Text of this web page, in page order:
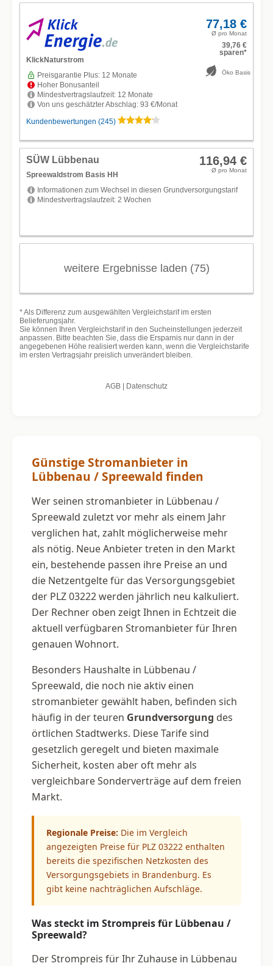
Günstige Stromanbieter in
Lübbenau / Spreewald finden
Wer seinen stromanbieter in Lübbenau /
Spreewald zuletzt vor mehr als einem Jahr
verglichen hat, zahlt möglicherweise mehr
als nötig. Neue Anbieter treten in den Markt
ein, bestehende passen ihre Preise an und
die Netzentgelte für das Versorgungsgebiet
der PLZ 03222 werden jährlich neu kalkuliert.
Der Rechner oben zeigt Ihnen in Echtzeit die
aktuell verfügbaren Stromanbieter für Ihren
genauen Wohnort.
Besonders Haushalte in Lübbenau /
Spreewald, die noch nie aktiv einen
stromanbieter gewählt haben, befinden sich
häufig in der teuren Grundversorgung des
örtlichen Stadtwerks. Diese Tarife sind
gesetzlich geregelt und bieten maximale
Sicherheit, kosten aber oft mehr als
vergleichbare Sonderverträge auf dem freien
Markt.
Regionale Preise: Die im Vergleich
angezeigten Preise für PLZ 03222 enthalten
bereits die spezifischen Netzkosten des
Versorgungsgebiets in Brandenburg. Es
gibt keine nachträglichen Aufschläge.
Was steckt im Strompreis für Lübbenau /
Spreewald?
Der Strompreis für Ihr Zuhause in Lübbenau